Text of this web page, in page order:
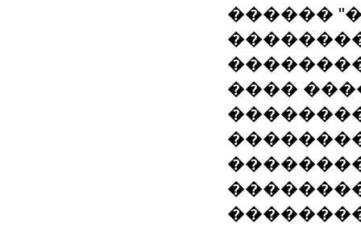
������
����